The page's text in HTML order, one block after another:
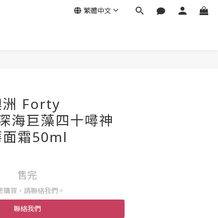
繁體中文
洲 Forty
海巨藻四十噚神
霜50ml
售完
購買，請聯絡我們。
聯絡我們